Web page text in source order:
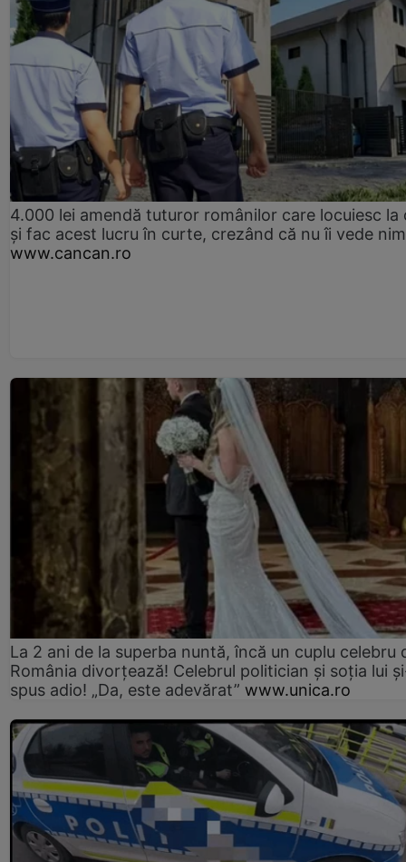
4.000 lei amendă tuturor românilor care locuiesc la
și fac acest lucru în curte, crezând că nu îi vede
www.cancan.ro
La 2 ani de la superba nuntă, încă un cuplu celebru
România divorțează! Celebrul politician și soția lui
spus adio! „Da, este adevărat” www.unica.ro